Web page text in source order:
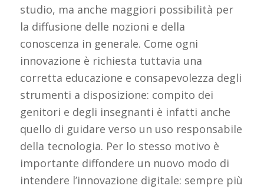
studio, ma anche maggiori possibilità per
la diffusione delle nozioni e della
conoscenza in generale. Come ogni
innovazione è richiesta tuttavia una
corretta educazione e consapevolezza degli
strumenti a disposizione: compito dei
genitori e degli insegnanti è infatti anche
quello di guidare verso un uso responsabile
della tecnologia. Per lo stesso motivo è
importante diffondere un nuovo modo di
intendere l’innovazione digitale: sempre più